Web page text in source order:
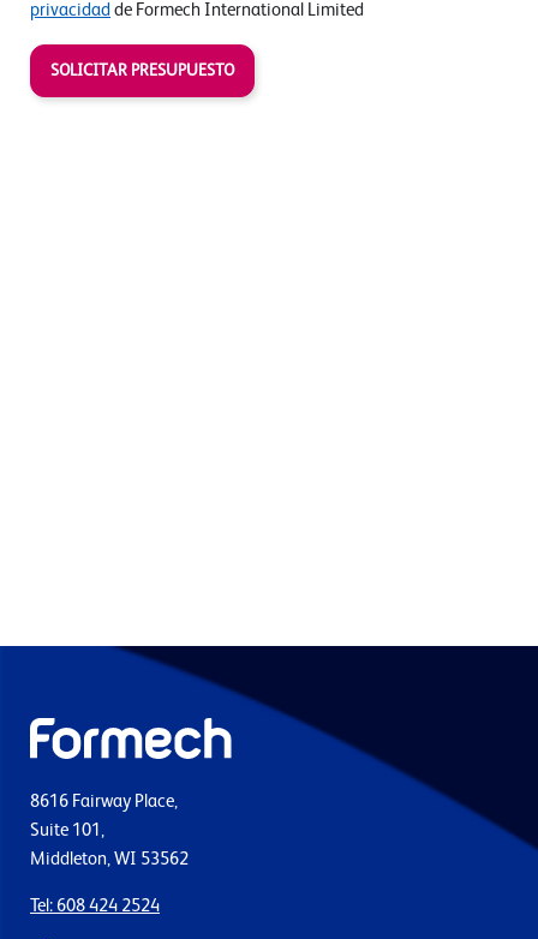
privacidad de Formech International Limited
SOLICITAR PRESUPUESTO
8616 Fairway Place,
Suite 101,
Middleton, WI 53562
Tel: 608 424 2524